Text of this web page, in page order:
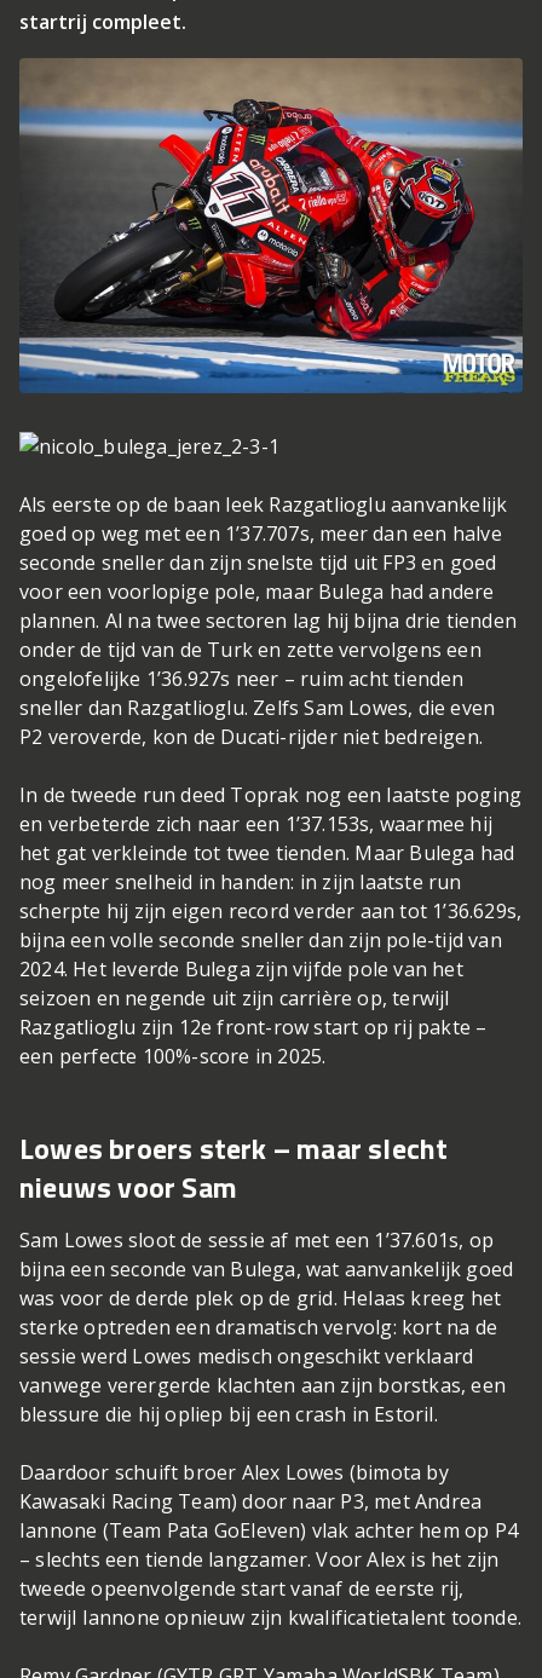
startrij compleet.
Als eerste op de baan leek Razgatlioglu aanvankelijk
goed op weg met een 1’37.707s, meer dan een halve
seconde sneller dan zijn snelste tijd uit FP3 en goed
voor een voorlopige pole, maar Bulega had andere
plannen. Al na twee sectoren lag hij bijna drie tienden
onder de tijd van de Turk en zette vervolgens een
ongelofelijke 1’36.927s neer – ruim acht tienden
sneller dan Razgatlioglu. Zelfs Sam Lowes, die even
P2 veroverde, kon de Ducati-rijder niet bedreigen.
In de tweede run deed Toprak nog een laatste poging
en verbeterde zich naar een 1’37.153s, waarmee hij
het gat verkleinde tot twee tienden. Maar Bulega had
nog meer snelheid in handen: in zijn laatste run
scherpte hij zijn eigen record verder aan tot 1’36.629s,
bijna een volle seconde sneller dan zijn pole-tijd van
2024. Het leverde Bulega zijn vijfde pole van het
seizoen en negende uit zijn carrière op, terwijl
Razgatlioglu zijn 12e front-row start op rij pakte –
een perfecte 100%-score in 2025.
Lowes broers sterk – maar slecht
nieuws voor Sam
Sam Lowes sloot de sessie af met een 1’37.601s, op
bijna een seconde van Bulega, wat aanvankelijk goed
was voor de derde plek op de grid. Helaas kreeg het
sterke optreden een dramatisch vervolg: kort na de
sessie werd Lowes medisch ongeschikt verklaard
vanwege verergerde klachten aan zijn borstkas, een
blessure die hij opliep bij een crash in Estoril.
Daardoor schuift broer Alex Lowes (bimota by
Kawasaki Racing Team) door naar P3, met Andrea
Iannone (Team Pata GoEleven) vlak achter hem op P4
– slechts een tiende langzamer. Voor Alex is het zijn
tweede opeenvolgende start vanaf de eerste rij,
terwijl Iannone opnieuw zijn kwalificatietalent toonde.